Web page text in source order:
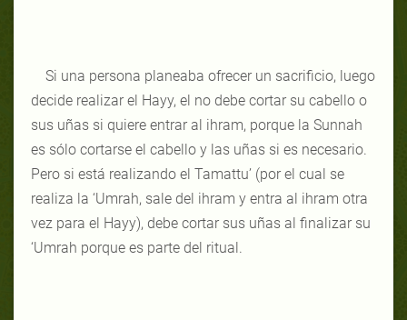
Si una persona planeaba ofrecer un sacrificio, luego
decide realizar el Hayy, el no debe cortar su cabello o
sus uñas si quiere entrar al ihram, porque la Sunnah
es sólo cortarse el cabello y las uñas si es necesario.
Pero si está realizando el Tamattu’ (por el cual se
realiza la ‘Umrah, sale del ihram y entra al ihram otra
vez para el Hayy), debe cortar sus uñas al finalizar su
‘Umrah porque es parte del ritual.